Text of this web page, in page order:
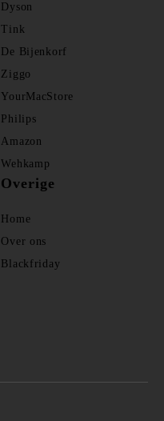
Dyson
Tink
De Bijenkorf
Ziggo
YourMacStore
Philips
Amazon
Wehkamp
Overige
Home
Over ons
Blackfriday